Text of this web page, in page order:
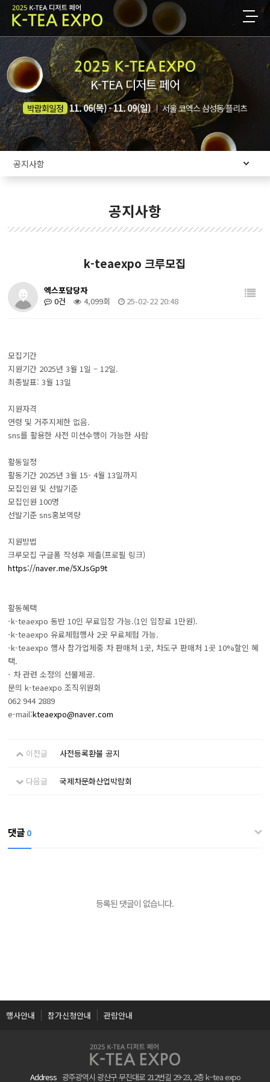
K-TEA 디저트 페어
박람회일정 11. 06(목) - 11. 09(일)│ 서울 코엑스 삼성동 플리츠
공지사항
공지사항
k-teaexpo 크루모집
엑스포담당자
0건
4,099회 25-02-22 20:48
모집기간
지원기간 2025년 3월 1일 – 12일.
최종발표: 3월 13일
지원자격
연령 및 거주지제한 없음.
sns를 활용한 사전 미션수행이 가능한 사람
활동일정
활동기간 2025년 3월 15- 4월 13일까지
모집인원 및 선발기준
모집인원 100명
선발기준 sns홍보역량
지원방법
크루모집 구글폼 작성후 제출(프로필 링크)
https://naver.me/5XJsGp9t
활동혜택
-k-teaexpo 동반 10인 무료입장 가능.(1인 입장료 1만원).
-k-teaexpo 유료체험행사 2곳 무료체험 가능.
-k-teaexpo 행사 참가업체중 차 판매처 1곳, 차도구 판매처 1곳 10%할인 혜
택.
- 차 관련 소정의 선물제공.
문의 k-teaexpo 조직위원회
062 944 2889
e-mail:kteaexpo@naver.com
이전글 사전등록환불 공지
다음글 국제차문화산업박람회
댓글 0
등록된 댓글이 없습니다.
행사안내 참가신청안내 관람안내
Address광주광역시 광산구 무진대로 212번길 29-23, 2층 k–tea expo
홈으로 ENG
전시개요
참가안내
관람안내
커뮤니티